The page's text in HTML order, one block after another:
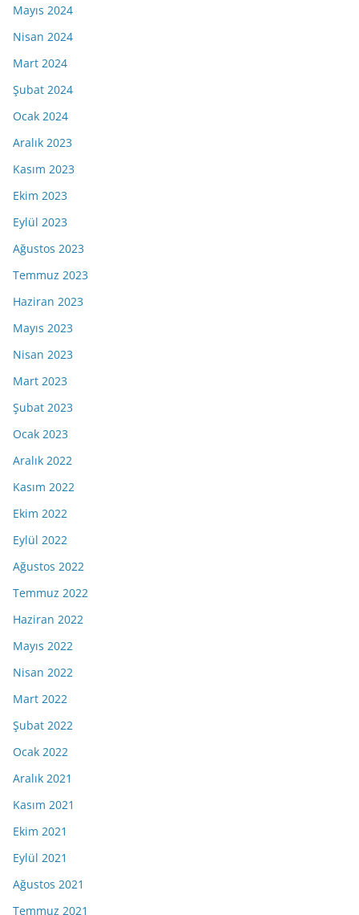
Mayıs 2024
Nisan 2024
Mart 2024
Şubat 2024
Ocak 2024
Aralık 2023
Kasım 2023
Ekim 2023
Eylül 2023
Ağustos 2023
Temmuz 2023
Haziran 2023
Mayıs 2023
Nisan 2023
Mart 2023
Şubat 2023
Ocak 2023
Aralık 2022
Kasım 2022
Ekim 2022
Eylül 2022
Ağustos 2022
Temmuz 2022
Haziran 2022
Mayıs 2022
Nisan 2022
Mart 2022
Şubat 2022
Ocak 2022
Aralık 2021
Kasım 2021
Ekim 2021
Eylül 2021
Ağustos 2021
Temmuz 2021